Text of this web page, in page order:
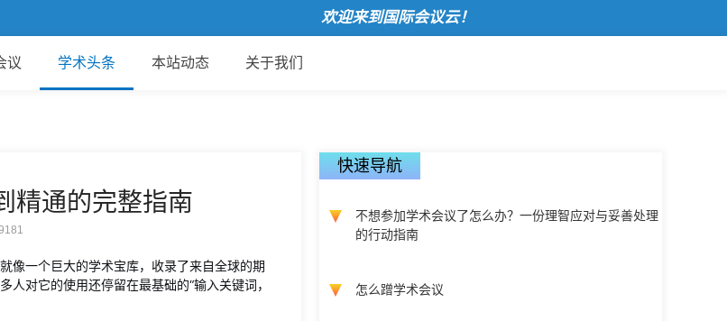
欢迎来到国际会议云！
议 学术头条 本站动态 关于我们
精通的完整指南
像一个巨大的学术宝库，收录了来自全球的期
对它的使用还停留在最基础的“输入关键词，
快速导航
不想参加学术会议了怎么办？一份理智应对与妥善处理
的行动指南
怎么蹭学术会议